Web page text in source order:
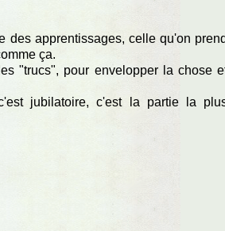
des apprentissages, celle qu'on prend
ça.
"trucs", pour envelopper la chose
jubilatoire, c'est la partie la